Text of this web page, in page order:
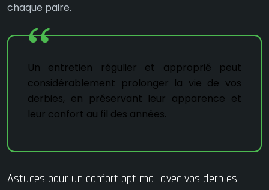
chaque paire.
Un entretien régulier et approprié peut
considérablement prolonger la vie de vos
derbies, en préservant leur apparence et
leur confort au fil des années.
Astuces pour un confort optimal avec vos derbies